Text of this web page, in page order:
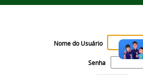
Nome do Usuário
Senha